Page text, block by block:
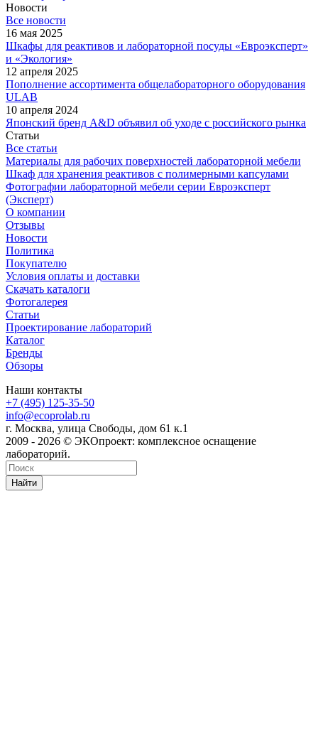
Новости
Все новости
16 мая 2025
Шкафы для реактивов и лабораторной посуды «Евроэксперт»
и «Экология»
12 апреля 2025
Пополнение ассортимента общелабораторного оборудования
ULAB
10 апреля 2024
Японский бренд A&D объявил об уходе с российского рынка
Статьи
Все статьи
Материалы для рабочих поверхностей лабораторной мебели
Шкаф для хранения реактивов с полимерными капсулами
Фотографии лабораторной мебели серии Евроэксперт
(Эксперт)
О компании
Отзывы
Новости
Политика
Покупателю
Условия оплаты и доставки
Скачать каталоги
Фотогалерея
Статьи
Проектирование лабораторий
Каталог
Бренды
Обзоры
Наши контакты
+7 (495) 125-35-50
info@ecoprolab.ru
г. Москва, улица Свободы, дом 61 к.1
2009 - 2026 © ЭКОпроект: комплексное оснащение
лабораторий.
Найти